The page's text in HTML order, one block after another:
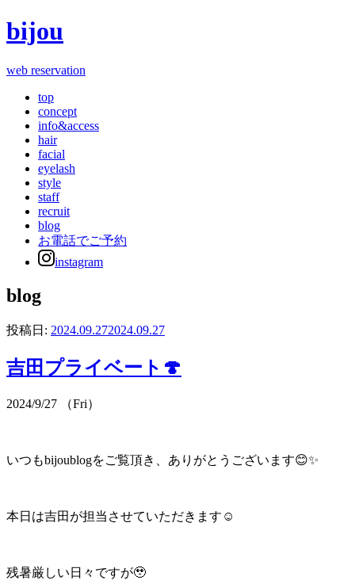
bijou
web reservation
top
concept
info&access
hair
facial
eyelash
style
staff
recruit
blog
お電話でご予約
instagram
blog
投稿日: 2024.09.272024.09.27
吉田プライベート🍄
2024/9/27 （Fri）
いつもbijoublogをご覧頂き、ありがとうございます😊✨
本日は吉田が担当させていただきます☺️
残暑厳しい日々ですが🥹